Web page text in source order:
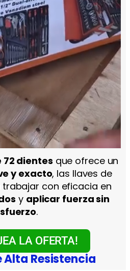
dientes que ofrece un
y exacto, las llaves de
con eficacia en
y aplicar fuerza sin
.
LA OFERTA!
Alta Resistencia